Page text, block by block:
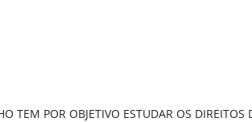
TEM POR OBJETIVO ESTUDAR OS DIREITOS